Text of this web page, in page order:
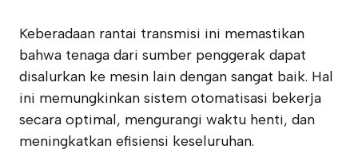
Keberadaan rantai transmisi ini memastikan
bahwa tenaga dari sumber penggerak dapat
disalurkan ke mesin lain dengan sangat baik. Hal
ini memungkinkan sistem otomatisasi bekerja
secara optimal, mengurangi waktu henti, dan
meningkatkan efisiensi keseluruhan.